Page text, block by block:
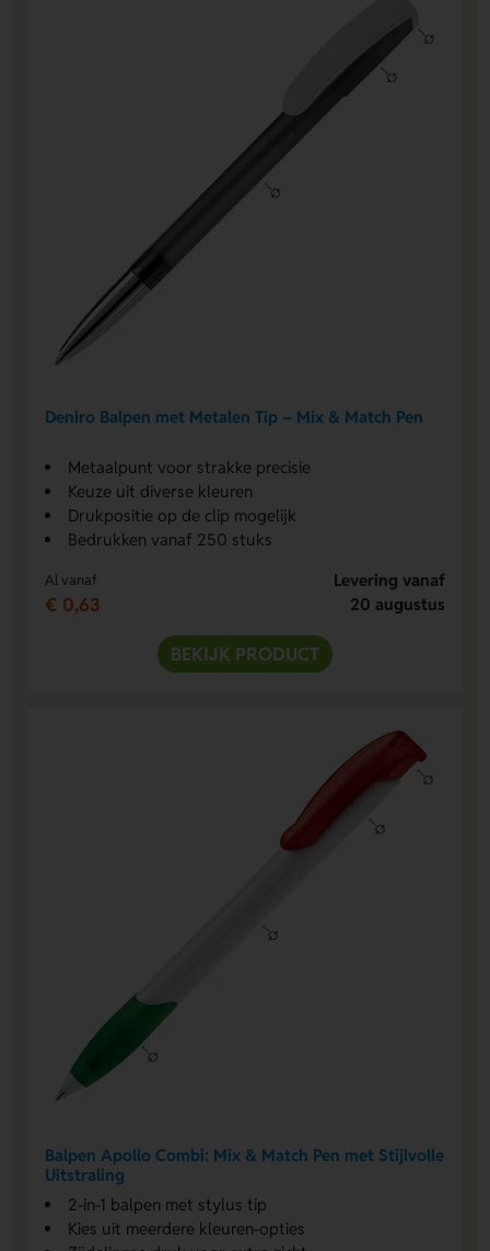
Deniro Balpen met Metalen Tip – Mix & Match Pen
Metaalpunt voor strakke precisie
Keuze uit diverse kleuren
Drukpositie op de clip mogelijk
Bedrukken vanaf 250 stuks
Al vanaf
€ 0,63
Levering vanaf
20 augustus
BEKIJK PRODUCT
Balpen Apollo Combi: Mix & Match Pen met Stijlvolle
Uitstraling
2-in-1 balpen met stylus tip
Kies uit meerdere kleuren-opties